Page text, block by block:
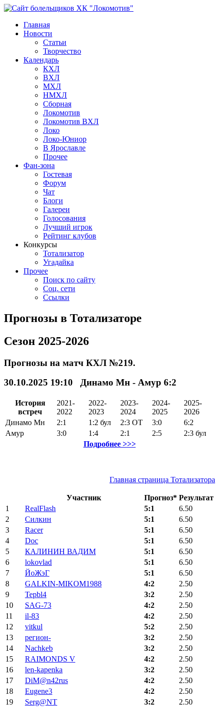
Главная
Новости
Статьи
Творчество
Календарь
КХЛ
ВХЛ
МХЛ
НМХЛ
Сборная
Локомотив
Локомотив ВХЛ
Локо
Локо-Юниор
В Ярославле
Прочее
Фан-зона
Гостевая
Форум
Чат
Блоги
Галереи
Голосования
Лучший игрок
Рейтинг клубов
Конкурсы
Тотализатор
Угадайка
Прочее
Поиск по сайту
Соц. сети
Ссылки
Прогнозы в Тотализаторе
Сезон 2025-2026
Прогнозы на матч КХЛ №219.
30.10.2025 19:10 Динамо Мн - Амур 6:2
История
встреч
2021-
2022
2022-
2023
2023-
2024
2024-
2025
2025-
2026
Динамо Мн
2:1 1:2 бул 2:3 ОТ 3:0
6:2
Амур
3:0 1:4 2:1 2:5 2:3 бул
Подробнее >>>
Главная страница Тотализатора
Участник Прогноз* Результат
1
RealFlash 5:1
6.50
2
Силкин 5:1
6.50
3
Racer 5:1
6.50
4
Doc 5:1
6.50
5
КАЛИНИН ВАДИМ 5:1
6.50
6
lokovlad 5:1
6.50
7
ЙоЖэГ 5:1
6.50
8
GALKIN-MIKOM1988 4:2
2.50
9
Tepbl4 3:2
2.50
10
SAG-73 4:2
2.50
11
il-83 4:2
2.50
12
vitkul 5:2
2.50
13
регион- 3:2
2.50
14
Nachkeb 3:2
2.50
15
RAIMONDS V 4:2
2.50
16
len-kapenka 3:2
2.50
17
DiM@n42rus 4:2
2.50
18
Eugene3 4:2
2.50
19
Serg@NT 3:2
2.50